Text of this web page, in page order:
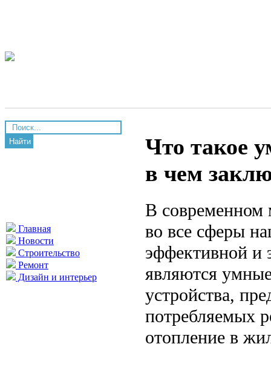
Найти
Главная
Новости
Строительство
Ремонт
Дизайн и интерьер
Что такое
в чем
В современном
во все сферы
эффективной и
являются
устройства,
потребляемых
отопление в